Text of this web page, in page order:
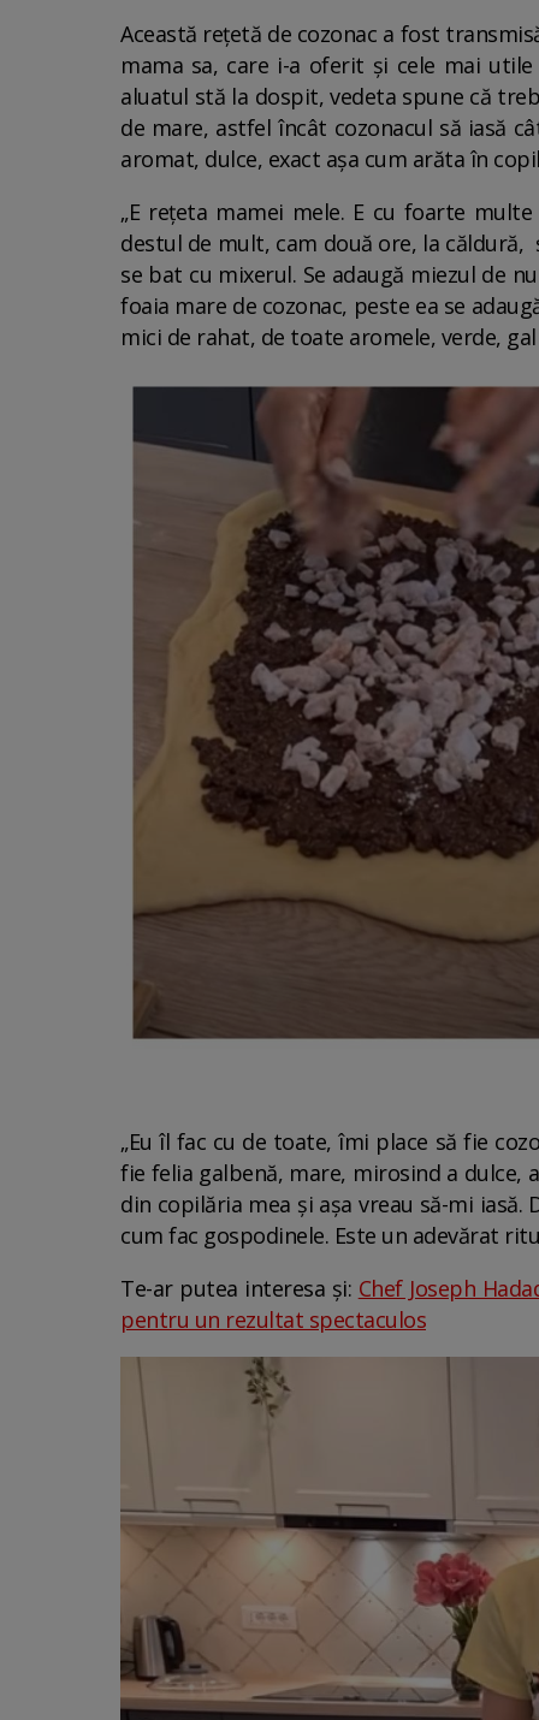
Această rețetă de cozonac a fost
mama sa, care i-a oferit și cele mai
aluatul stă la dospit, vedeta spune că
de mare, astfel încât cozonacul să iasă
aromat, dulce, exact așa cum arăta în
„E rețeta mamei mele. E cu foarte
destul de mult, cam două ore, la
se bat cu mixerul. Se adaugă miezul de
foaia mare de cozonac, peste ea se
mici de rahat, de toate aromele, verde,
„Eu îl fac cu de toate, îmi place să fie
fie felia galbenă, mare, mirosind a dulce,
din copilăria mea și așa vreau să-mi
cum fac gospodinele. Este un adevărat
Te-ar putea interesa și: Chef Joseph
pentru un rezultat spectaculos